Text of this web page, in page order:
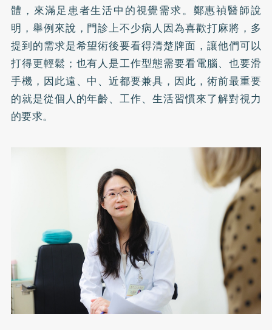
體，來滿足患者生活中的視覺需求。鄭惠禎醫師說
明，舉例來說，門診上不少病人因為喜歡打麻將，多
提到的需求是希望術後要看得清楚牌面，讓他們可以
打得更輕鬆；也有人是工作型態需要看電腦、也要滑
手機，因此遠、中、近都要兼具，因此，術前最重要
的就是從個人的年齡、工作、生活習慣來了解對視力
的要求。